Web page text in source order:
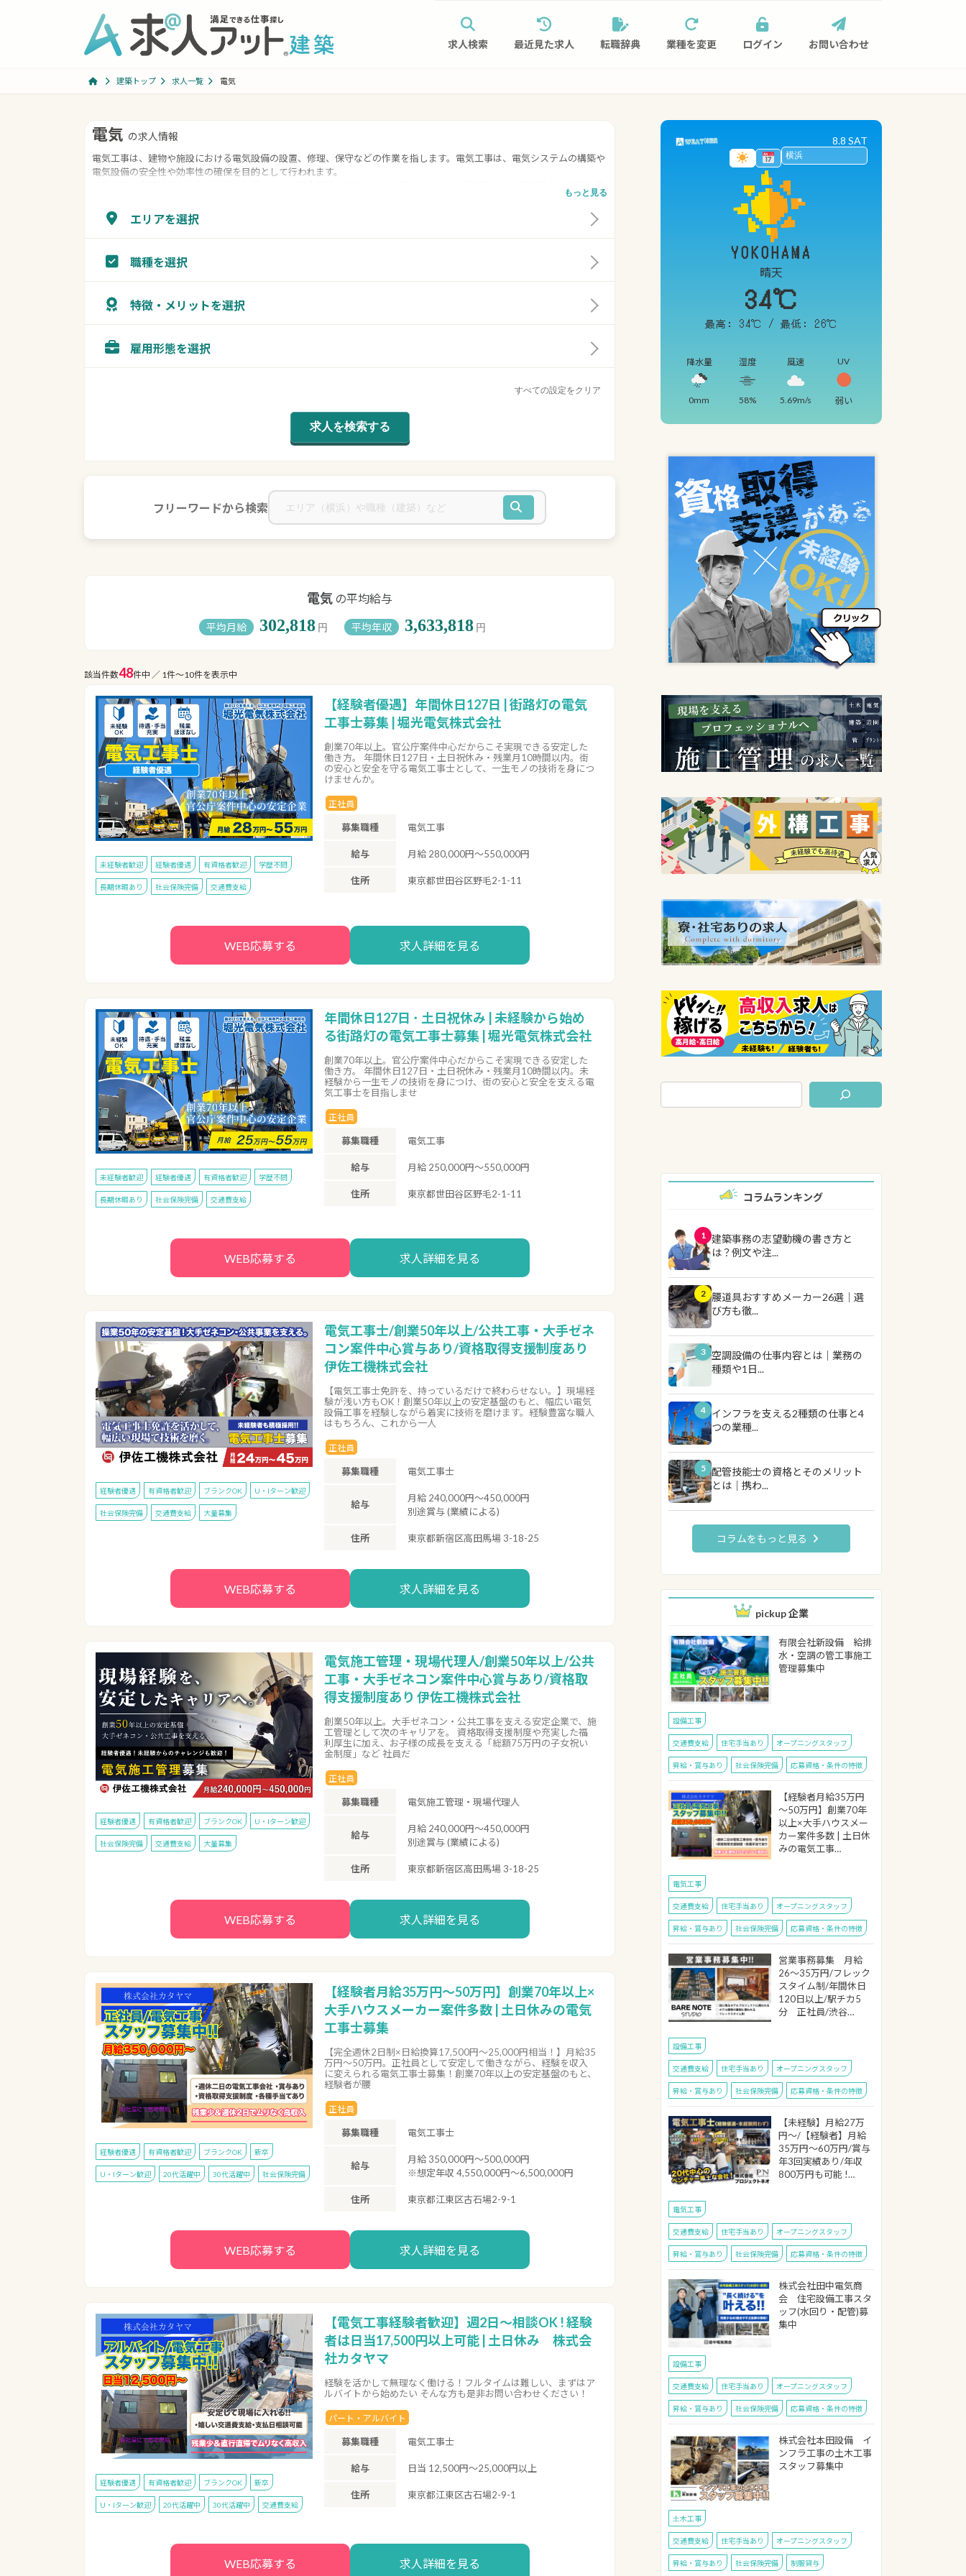
へ
ョ
求人検索 最近見た求人 転職辞典 業種を変更 ログイン お問い合わせ
建築トップ 求人一覧 電気
コ
テ
ン
プ
ナ
ゲ
ー
動
電気 の求人情報
電気工事は、建物や施設における電気設備の設置、修理、保守などの作業を指します。電気工事は、電気システムの構築や
電気設備の安全性や効率性の確保を目的として行われます。
担当者によって行われることが一般的です。適切な電気工事によって、建物や施設の電気設備が正しく設置され、安全で快
適な電気環境が提供されます。
もっと見る
エリアを選択
職種を選択
特徴・メリットを選択
雇用形態を選択
すべての設定をクリア
フリーワードから検索
電気 の平均給与
平均月給 302,818 円 平均年収 3,633,818 円
該当件数48件中 ／ 1件〜10件を表示中
未経験者歓迎 経験者優遇 有資格者歓迎 学歴不問
長期休暇あり 社会保険完備 交通費支給
【経験者優遇】年間休日127日 | 街路灯の電気
工事士募集 | 堀光電気株式会社
創業70年以上。官公庁案件中心だからこそ実現できる安定した
働き方。 年間休日127日・土日祝休み・残業月10時間以内。街
の安心と安全を守る電気工事士として、一生モノの技術を身につ
けませんか。
正社員
募集職種 電気工事
給与 月給 280,000円～550,000円
住所 東京都世田谷区野毛2-1-11
WEB応募する 求人詳細を見る
未経験者歓迎 経験者優遇 有資格者歓迎 学歴不問
長期休暇あり 社会保険完備 交通費支給
年間休日127日 ･ 土日祝休み | 未経験から始め
る街路灯の電気工事士募集 | 堀光電気株式会社
創業70年以上。官公庁案件中心だからこそ実現できる安定した
働き方。 年間休日127日・土日祝休み・残業月10時間以内。未
経験から一生モノの技術を身につけ、街の安心と安全を支える電
気工事士を目指しませ
正社員
募集職種 電気工事
給与 月給 250,000円〜550,000円
住所 東京都世田谷区野毛2-1-11
WEB応募する 求人詳細を見る
経験者優遇 有資格者歓迎 ブランクOK U・Iターン歓迎
社会保険完備 交通費支給 大量募集
電気工事士/創業50年以上/公共工事・大手ゼネ
コン案件中心賞与あり/資格取得支援制度あり
伊佐工機株式会社
【電気工事士免許を、持っているだけで終わらせない。】現場経
験が浅い方もOK！創業50年以上の安定基盤のもと、幅広い電気
設備工事を経験しながら着実に技術を磨けます。経験豊富な職人
はもちろん、これから一人
正社員
募集職種 電気工事士
給与
月給 240,000円～450,000円
別途賞与 (業績による)
住所 東京都新宿区高田馬場 3-18-25
WEB応募する 求人詳細を見る
経験者優遇 有資格者歓迎 ブランクOK U・Iターン歓迎
社会保険完備 交通費支給 大量募集
電気施工管理・現場代理人/創業50年以上/公共
工事・大手ゼネコン案件中心賞与あり/資格取
得支援制度あり 伊佐工機株式会社
創業50年以上。大手ゼネコン・公共工事を支える安定企業で、施
工管理として次のキャリアを。 資格取得支援制度や充実した福
利厚生に加え、お子様の成長を支える「総額75万円の子女祝い
金制度」など 社員だ
正社員
募集職種 電気施工管理・現場代理人
給与
月給 240,000円～450,000円
別途賞与 (業績による)
住所 東京都新宿区高田馬場 3-18-25
WEB応募する 求人詳細を見る
経験者優遇 有資格者歓迎 ブランクOK 新卒
U・Iターン歓迎 20代活躍中 30代活躍中 社会保険完備
【経験者月給35万円～50万円】創業70年以上×
大手ハウスメーカー案件多数 | 土日休みの電気
工事士募集
【完全週休2日制×日給換算17,500円～25,000円相当！】月給35
万円～50万円。正社員として安定して働きながら、経験を収入
に変えられる電気工事士募集！創業70年以上の安定基盤のもと、
経験者が腰
正社員
募集職種 電気工事士
給与
月給 350,000円～500,000円
※想定年収 4,550,000円～6,500,000円
住所 東京都江東区古石場2-9-1
WEB応募する 求人詳細を見る
経験者優遇 有資格者歓迎 ブランクOK 新卒
U・Iターン歓迎 20代活躍中 30代活躍中 交通費支給
【電気工事経験者歓迎】週2日～相談OK ! 経験
者は日当17,500円以上可能 | 土日休み 株式会
社カタヤマ
経験を活かして無理なく働ける！フルタイムは難しい、まずはア
ルバイトから始めたい そんな方も是非お問い合わせください！
パート・アルバイト
募集職種 電気工事士
給与 日当 12,500円～25,000円以上
住所 東京都江東区古石場2-9-1
WEB応募する 求人詳細を見る
8.8 SAT
YOKOHAMA
晴天
34℃
最高: 34℃ / 最低: 26℃
降水量
0mm
湿度
58%
風速
5.69m/s
UV
弱い
コラムランキング
1
建築事務の志望動機の書き方と
は？例文や注...
2
腰道具おすすめメーカー26選｜選
び方も徹...
3
空調設備の仕事内容とは｜業務の
種類や1日...
4
インフラを支える2種類の仕事と4
つの業種...
5 配管技能士の資格とそのメリット
とは｜携わ...
コラムをもっと見る
pickup 企業
有限会社新設備 給排
水・空調の管工事施工
管理募集中
設備工事
交通費支給 住宅手当あり オープニングスタッフ
昇給・賞与あり 社会保険完備 応募資格・条件の特徴
【経験者月給35万円
～50万円】創業70年
以上×大手ハウスメー
カー案件多数 | 土日休
みの電気工事…
電気工事
交通費支給 住宅手当あり オープニングスタッフ
昇給・賞与あり 社会保険完備 応募資格・条件の特徴
営業事務募集 月給
26～35万円/フレック
スタイム制/年間休日
120日以上/駅チカ5
分 正社員/渋谷…
設備工事
交通費支給 住宅手当あり オープニングスタッフ
昇給・賞与あり 社会保険完備 応募資格・条件の特徴
【未経験】月給27万
円～/【経験者】月給
35万円～60万円/賞与
年3回実績あり/年収
800万円も可能 !…
電気工事
交通費支給 住宅手当あり オープニングスタッフ
昇給・賞与あり 社会保険完備 応募資格・条件の特徴
株式会社田中電気商
会 住宅設備工事スタ
ッフ(水回り・配管)募
集中
設備工事
交通費支給 住宅手当あり オープニングスタッフ
昇給・賞与あり 社会保険完備 応募資格・条件の特徴
株式会社本田設備 イ
ンフラ工事の土木工事
スタッフ募集中
土木工事
交通費支給 住宅手当あり オープニングスタッフ
昇給・賞与あり 社会保険完備 制服貸与